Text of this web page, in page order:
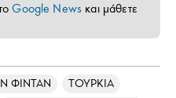
Google News και μάθετε
ΦΙΝΤΑΝ
ΤΟΥΡΚΙΑ